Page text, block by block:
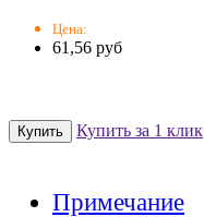
Цена:
61,56 руб
Купить за 1 клик
Примечание